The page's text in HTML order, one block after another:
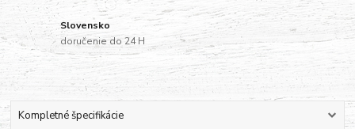
Slovensko
doručenie do 24 H
Kompletné špecifikácie